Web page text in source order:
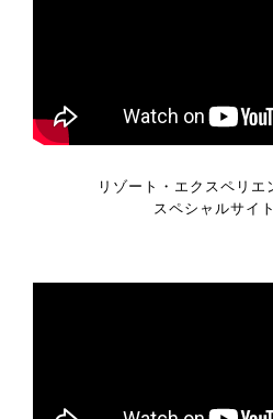
リゾート・エクスペリ
スペシャルサイ